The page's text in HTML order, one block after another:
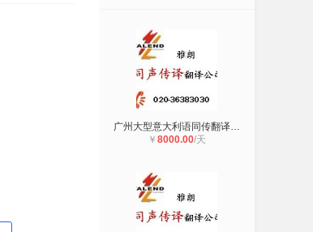
广州大型意大利语同传翻译公司广州雅
￥ 8000.00/天